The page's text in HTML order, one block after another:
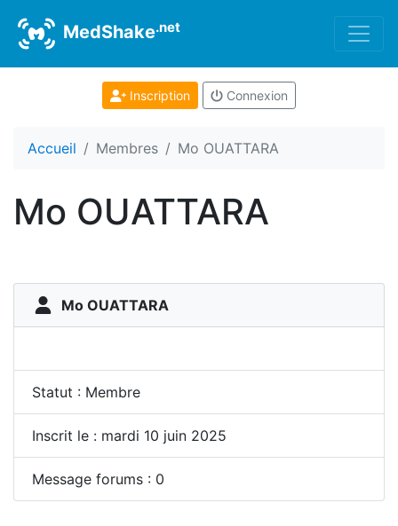
MedShake.net
Inscription Connexion
Accueil Membres Mo OUATTARA
Mo OUATTARA
Mo OUATTARA
Statut : Membre
Inscrit le : mardi 10 juin 2025
Message forums : 0